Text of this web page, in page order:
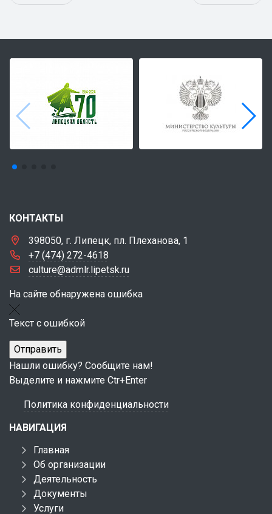
КОНТАКТЫ
398050, г. Липецк, пл. Плеханова, 1
+7 (474) 272-4618
culture@admlr.lipetsk.ru
На сайте обнаружена ошибка
Текст с ошибкой
Нашли ошибку? Сообщите нам!
Выделите и нажмите Ctr+Enter
Политика конфиденциальности
НАВИГАЦИЯ
Главная
Об организации
Деятельность
Документы
Услуги